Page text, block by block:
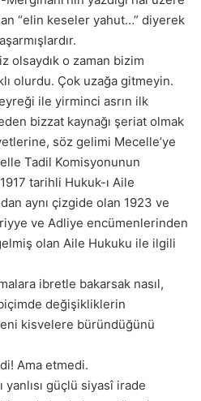
“elin keseler yahut…” diyerek
olsaydık o zaman bizim
olurdu. Çok uzağa gitmeyin.
ile yirminci asrın ilk
bizzat kaynağı şeriat olmak
söz gelimi Mecelle’ye
Tadil Komisyonunun
tarihli Hukuk-ı Aile
aynı çizgide olan 1923 ve
ve Adliye encümenlerinden
olan Aile Hukuku ile ilgili
ibretle bakarsak nasıl,
değişikliklerin
yeni kisvelere büründüğünü
Ama etmedi.
güçlü siyasî irade